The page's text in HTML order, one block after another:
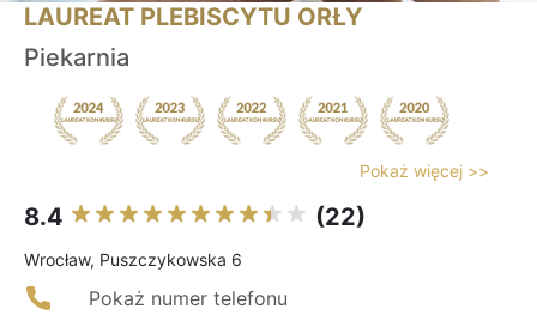
LAUREAT PLEBISCYTU ORŁY
Piekarnia
Pokaż więcej >>
8.4 (22)
Wrocław, Puszczykowska 6
Pokaż numer telefonu